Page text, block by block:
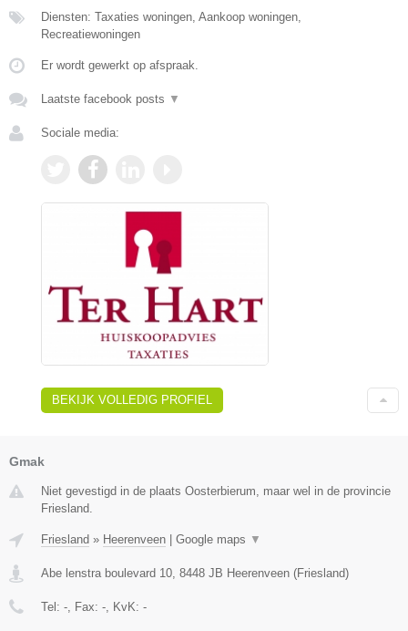
Diensten: Taxaties woningen, Aankoop woningen,
Recreatiewoningen
Er wordt gewerkt op afspraak.
Laatste facebook posts ▼
Sociale media:
BEKIJK VOLLEDIG PROFIEL
Gmak
Niet gevestigd in de plaats Oosterbierum, maar wel in de provincie
Friesland.
Friesland » Heerenveen | Google maps ▼
Abe lenstra boulevard 10 8448 JB Heerenveen (Friesland)
Tel: - , Fax: - , KvK: -